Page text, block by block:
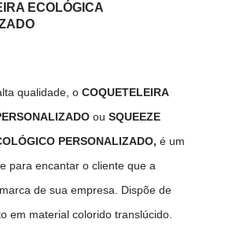
ECOLÓGICA
qualidade, o COQUETELEIRA
ou SQUEEZE
PERSONALIZADO, é um
para encantar o cliente que a
de sua empresa. Dispõe de
em material colorido translúcido.